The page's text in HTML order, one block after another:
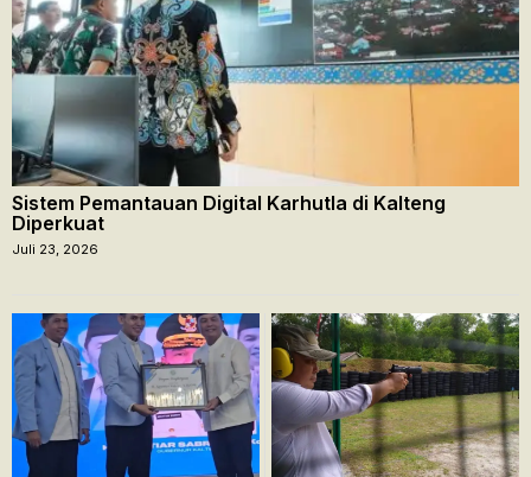
Sistem Pemantauan Digital Karhutla di Kalteng
Diperkuat
Juli 23, 2026